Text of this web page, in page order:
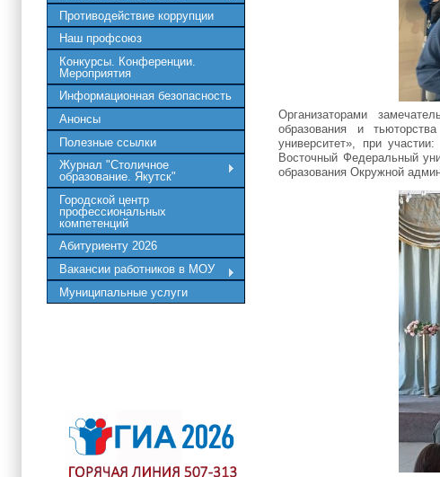
Противодействие коррупции
Наш профсоюз
Конкурсы. Конференции.
Мероприятия
Информационная безопасность
Анонсы
Полезные ссылки
Журнал "Столичное
образование. Якутск"
Городской центр
профессиональных
компетенций
Абитуриенту 2026
Вакансии работников в МОУ
Муниципальные услуги
Организаторами
образования и
университет», при
Восточный Федеральный
образования Окружной